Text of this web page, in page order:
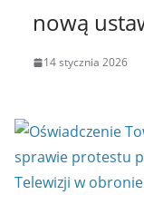
nową
14 stycznia 2026